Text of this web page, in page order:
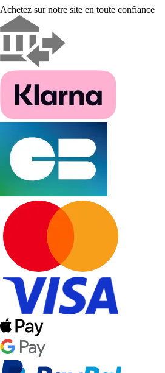
Achetez sur notre site en toute confiance